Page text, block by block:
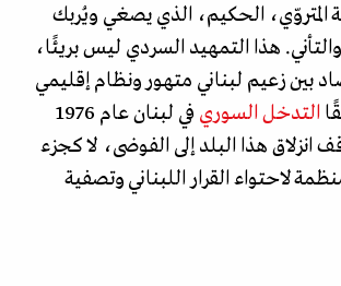
المتروّي، الحكيم، الذي يصغي ويُربك
هذا التمهيد السردي ليس بريئًا،
بين زعيم لبناني متهور ونظام إقليمي
التدخل السوري
في لبنان عام 1976
هذا البلد إلى الفوضى، لا كجزء
لاحتواء القرار اللبناني وتصفية